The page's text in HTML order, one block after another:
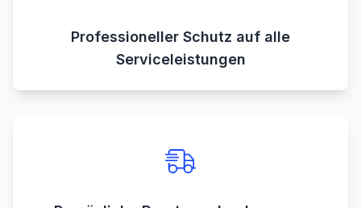
Professioneller Schutz auf alle
Serviceleistungen